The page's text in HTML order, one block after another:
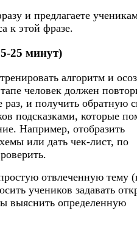
и предлагаете
к этой фразе.
25 минут)
алгоритм и
человек должен
и получить обратную
подсказками, которые
Например, отобразить
или дать чек-лист, по
отвлеченную тему
учеников задавать
выяснить определенную